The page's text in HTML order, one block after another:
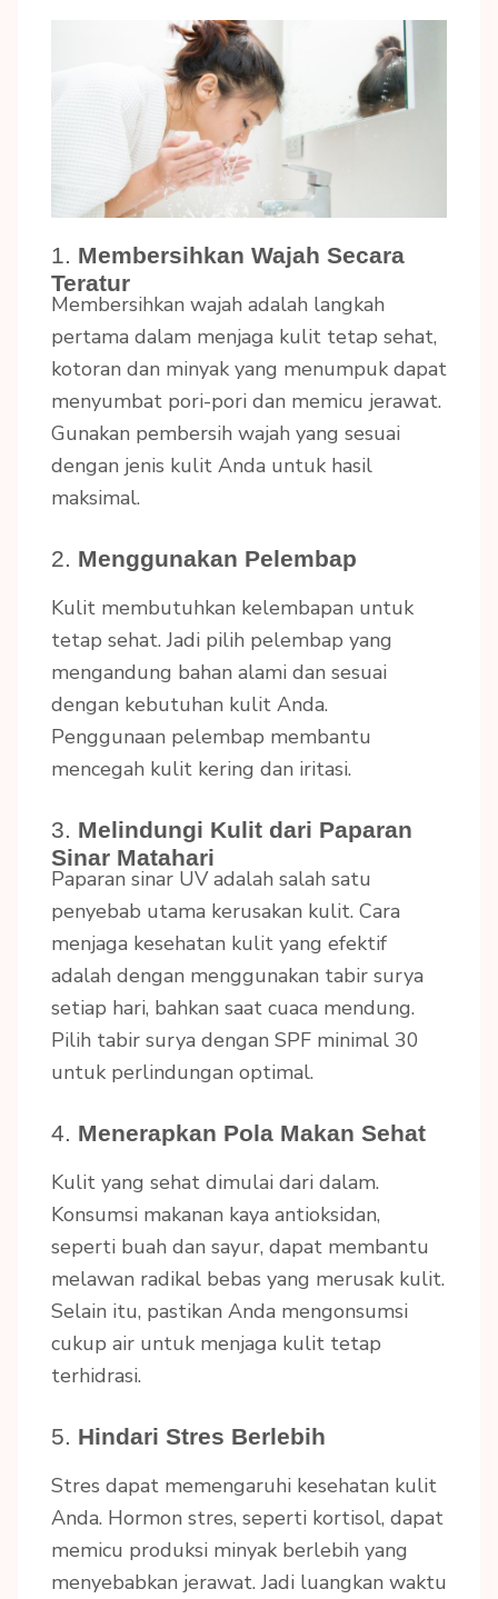
1. Membersihkan Wajah Secara
Teratur
Membersihkan wajah adalah langkah
pertama dalam menjaga kulit tetap sehat,
kotoran dan minyak yang menumpuk dapat
menyumbat pori-pori dan memicu jerawat.
Gunakan pembersih wajah yang sesuai
dengan jenis kulit Anda untuk hasil
maksimal.
2. Menggunakan Pelembap
Kulit membutuhkan kelembapan untuk
tetap sehat. Jadi pilih pelembap yang
mengandung bahan alami dan sesuai
dengan kebutuhan kulit Anda.
Penggunaan pelembap membantu
mencegah kulit kering dan iritasi.
3. Melindungi Kulit dari Paparan
Sinar Matahari
Paparan sinar UV adalah salah satu
penyebab utama kerusakan kulit. Cara
menjaga kesehatan kulit yang efektif
adalah dengan menggunakan tabir surya
setiap hari, bahkan saat cuaca mendung.
Pilih tabir surya dengan SPF minimal 30
untuk perlindungan optimal.
4. Menerapkan Pola Makan Sehat
Kulit yang sehat dimulai dari dalam.
Konsumsi makanan kaya antioksidan,
seperti buah dan sayur, dapat membantu
melawan radikal bebas yang merusak kulit.
Selain itu, pastikan Anda mengonsumsi
cukup air untuk menjaga kulit tetap
terhidrasi.
5. Hindari Stres Berlebih
Stres dapat memengaruhi kesehatan kulit
Anda. Hormon stres, seperti kortisol, dapat
memicu produksi minyak berlebih yang
menyebabkan jerawat. Jadi luangkan waktu